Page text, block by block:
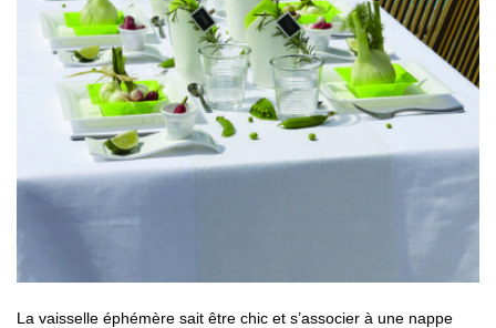
La vaisselle éphémère sait être chic et s’associer à une nappe